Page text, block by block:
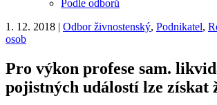
Podle odborů
1. 12. 2018 | Odbor živnostenský, Podnikatel,
osob
Pro výkon profese sam.
pojistných událostí lze získat